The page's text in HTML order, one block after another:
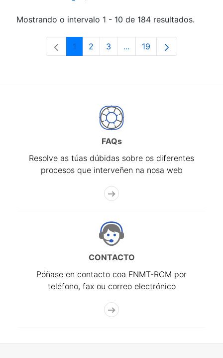
Mostrando o intervalo 1 - 10 de 184 resultados.
Páxina
1 Páxina
2 Páxina
3 ...Páxinas intermedias Use
Páxina
19
FAQs
Resolve as túas dúbidas sobre os diferentes
procesos que interveñen na nosa web
CONTACTO
Póñase en contacto coa FNMT-RCM por
teléfono, fax ou correo electrónico